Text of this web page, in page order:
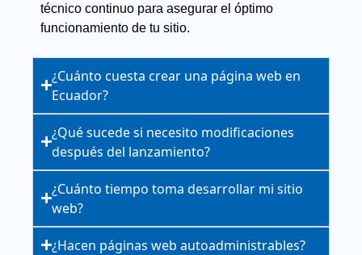
técnico continuo para asegurar el óptimo
funcionamiento de tu sitio.
¿Cuánto cuesta crear una página web en
Ecuador?
¿Qué sucede si necesito modificaciones
después del lanzamiento?
¿Cuánto tiempo toma desarrollar mi sitio
web?
¿Hacen páginas web autoadministrables?